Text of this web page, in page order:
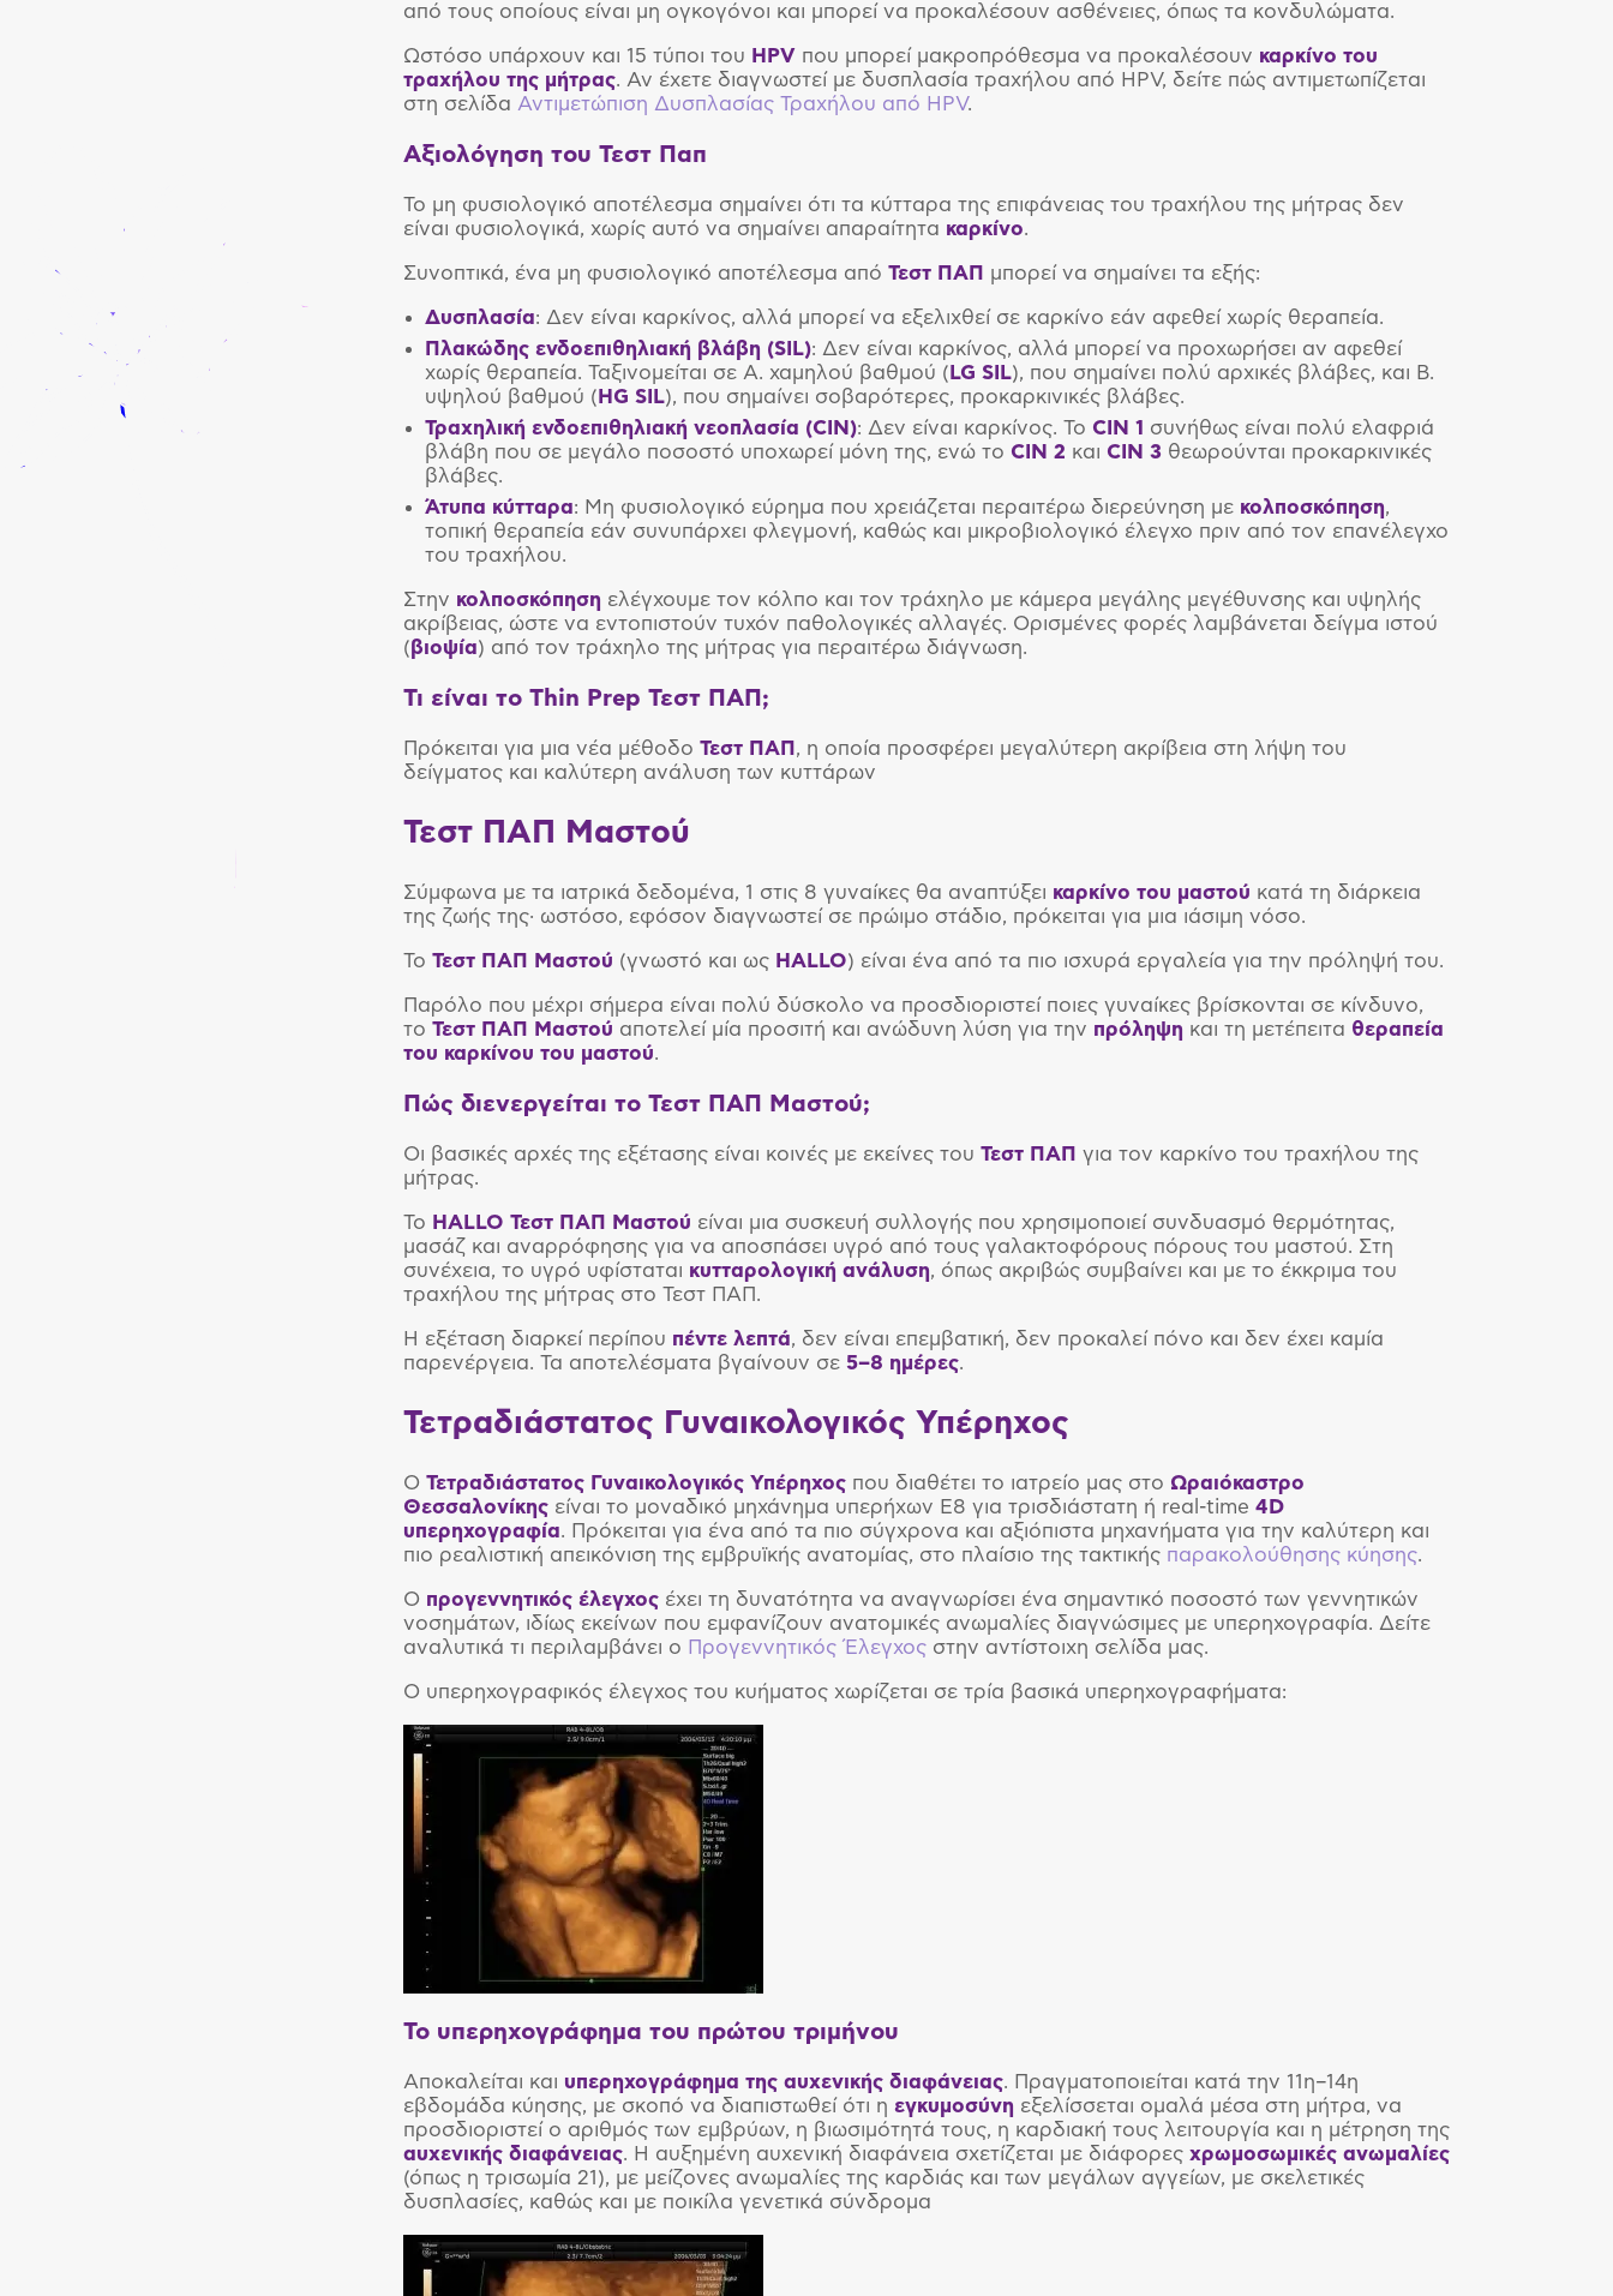
από τους οποίους είναι μη ογκογόνοι και μπορεί να προκαλέσουν ασθένειες, όπως τα κονδυλώματα.
Ωστόσο υπάρχουν και 15 τύποι του HPV που μπορεί μακροπρόθεσμα να προκαλέσουν καρκίνο του
τραχήλου της μήτρας. Αν έχετε διαγνωστεί με δυσπλασία τραχήλου από HPV, δείτε πώς αντιμετωπίζεται
στη σελίδα Αντιμετώπιση Δυσπλασίας Τραχήλου από HPV.
Αξιολόγηση του Τεστ Παπ
Το μη φυσιολογικό αποτέλεσμα σημαίνει ότι τα κύτταρα της επιφάνειας του τραχήλου της μήτρας δεν
είναι φυσιολογικά, χωρίς αυτό να σημαίνει απαραίτητα καρκίνο.
Συνοπτικά, ένα μη φυσιολογικό αποτέλεσμα από Τεστ ΠΑΠ μπορεί να σημαίνει τα εξής:
Δυσπλασία: Δεν είναι καρκίνος, αλλά μπορεί να εξελιχθεί σε καρκίνο εάν αφεθεί χωρίς θεραπεία.
Πλακώδης ενδοεπιθηλιακή βλάβη (SIL): Δεν είναι καρκίνος, αλλά μπορεί να προχωρήσει αν αφεθεί
χωρίς θεραπεία. Ταξινομείται σε Α. χαμηλού βαθμού ( LG SIL), που σημαίνει πολύ αρχικές βλάβες, και Β.
υψηλού βαθμού ( HG SIL), που σημαίνει σοβαρότερες, προκαρκινικές βλάβες.
Τραχηλική ενδοεπιθηλιακή νεοπλασία (CIN): Δεν είναι καρκίνος. Το CIN 1 συνήθως είναι πολύ ελαφριά
βλάβη που σε μεγάλο ποσοστό υποχωρεί μόνη της, ενώ το CIN 2 και CIN 3 θεωρούνται προκαρκινικές
βλάβες.
Άτυπα κύτταρα: Μη φυσιολογικό εύρημα που χρειάζεται περαιτέρω διερεύνηση με κολποσκόπηση,
τοπική θεραπεία εάν συνυπάρχει φλεγμονή, καθώς και μικροβιολογικό έλεγχο πριν από τον επανέλεγχο
του τραχήλου.
Στην κολποσκόπηση ελέγχουμε τον κόλπο και τον τράχηλο με κάμερα μεγάλης μεγέθυνσης και υψηλής
ακρίβειας, ώστε να εντοπιστούν τυχόν παθολογικές αλλαγές. Ορισμένες φορές λαμβάνεται δείγμα ιστού
(βιοψία) από τον τράχηλο της μήτρας για περαιτέρω διάγνωση.
Τι είναι το Thin Prep Τεστ ΠΑΠ;
Πρόκειται για μια νέα μέθοδο Τεστ ΠΑΠ , η οποία προσφέρει μεγαλύτερη ακρίβεια στη λήψη του
δείγματος και καλύτερη ανάλυση των κυττάρων
Τεστ ΠΑΠ Μαστού
Σύμφωνα με τα ιατρικά δεδομένα, 1 στις 8 γυναίκες θα αναπτύξει καρκίνο του μαστού κατά τη διάρκεια
της ζωής της· ωστόσο, εφόσον διαγνωστεί σε πρώιμο στάδιο, πρόκειται για μια ιάσιμη νόσο.
Το Τεστ ΠΑΠ Μαστού (γνωστό και ως HALLO) είναι ένα από τα πιο ισχυρά εργαλεία για την πρόληψή του.
Παρόλο που μέχρι σήμερα είναι πολύ δύσκολο να προσδιοριστεί ποιες γυναίκες βρίσκονται σε κίνδυνο,
το Τεστ ΠΑΠ Μαστού αποτελεί μία προσιτή και ανώδυνη λύση για την πρόληψη και τη μετέπειτα θεραπεία
του καρκίνου του μαστού.
Πώς διενεργείται το Τεστ ΠΑΠ Μαστού;
Οι βασικές αρχές της εξέτασης είναι κοινές με εκείνες του Τεστ ΠΑΠ για τον καρκίνο του τραχήλου της
μήτρας.
Το HALLO Τεστ ΠΑΠ Μαστού είναι μια συσκευή συλλογής που χρησιμοποιεί συνδυασμό θερμότητας,
μασάζ και αναρρόφησης για να αποσπάσει υγρό από τους γαλακτοφόρους πόρους του μαστού. Στη
συνέχεια, το υγρό υφίσταται κυτταρολογική ανάλυση, όπως ακριβώς συμβαίνει και με το έκκριμα του
τραχήλου της μήτρας στο Τεστ ΠΑΠ.
Η εξέταση διαρκεί περίπου πέντε λεπτά, δεν είναι επεμβατική, δεν προκαλεί πόνο και δεν έχει καμία
παρενέργεια. Τα αποτελέσματα βγαίνουν σε 5–8 ημέρες.
Τετραδιάστατος Γυναικολογικός Υπέρηχος
Ο Τετραδιάστατος Γυναικολογικός Υπέρηχος που διαθέτει το ιατρείο μας στο Ωραιόκαστρο
Θεσσαλονίκης είναι το μοναδικό μηχάνημα υπερήχων Ε8 για τρισδιάστατη ή real-time 4D
υπερηχογραφία. Πρόκειται για ένα από τα πιο σύγχρονα και αξιόπιστα μηχανήματα για την καλύτερη και
πιο ρεαλιστική απεικόνιση της εμβρυϊκής ανατομίας, στο πλαίσιο της τακτικής παρακολούθησης κύησης.
Ο προγεννητικός έλεγχος έχει τη δυνατότητα να αναγνωρίσει ένα σημαντικό ποσοστό των γεννητικών
νοσημάτων, ιδίως εκείνων που εμφανίζουν ανατομικές ανωμαλίες διαγνώσιμες με υπερηχογραφία. Δείτε
αναλυτικά τι περιλαμβάνει ο Προγεννητικός Έλεγχος στην αντίστοιχη σελίδα μας.
Ο υπερηχογραφικός έλεγχος του κυήματος χωρίζεται σε τρία βασικά υπερηχογραφήματα:
Το υπερηχογράφημα του πρώτου τριμήνου
Αποκαλείται και υπερηχογράφημα της αυχενικής διαφάνειας. Πραγματοποιείται κατά την 11η–14η
εβδομάδα κύησης, με σκοπό να διαπιστωθεί ότι η εγκυμοσύνη εξελίσσεται ομαλά μέσα στη μήτρα, να
προσδιοριστεί ο αριθμός των εμβρύων, η βιωσιμότητά τους, η καρδιακή τους λειτουργία και η μέτρηση της
αυχενικής διαφάνειας. Η αυξημένη αυχενική διαφάνεια σχετίζεται με διάφορες χρωμοσωμικές ανωμαλίες
(όπως η τρισωμία 21), με μείζονες ανωμαλίες της καρδιάς και των μεγάλων αγγείων, με σκελετικές
δυσπλασίες, καθώς και με ποικίλα γενετικά σύνδρομα